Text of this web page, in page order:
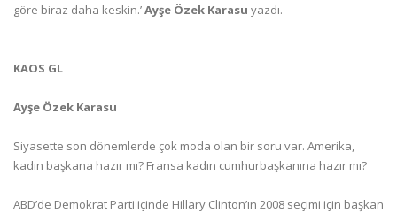
göre biraz daha keskin.’Ayşe Özek Karasu yazdı.
KAOS GL
Ayşe Özek Karasu
Siyasette son dönemlerde çok moda olan bir soru var. Amerika,
kadın başkana hazır mı? Fransa kadın cumhurbaşkanına hazır mı?
ABD’de Demokrat Parti içinde Hillary Clinton’ın 2008 seçimi için başkan